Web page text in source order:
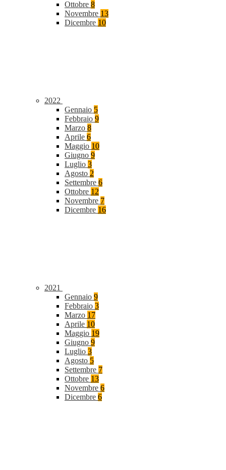
Ottobre 8
Novembre 13
Dicembre 10
2022
Gennaio 5
Febbraio 9
Marzo 8
Aprile 6
Maggio 10
Giugno 9
Luglio 3
Agosto 2
Settembre 6
Ottobre 12
Novembre 7
Dicembre 16
2021
Gennaio 9
Febbraio 3
Marzo 17
Aprile 10
Maggio 19
Giugno 9
Luglio 3
Agosto 5
Settembre 7
Ottobre 13
Novembre 6
Dicembre 6